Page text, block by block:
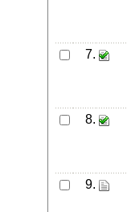
7.
8.
9.